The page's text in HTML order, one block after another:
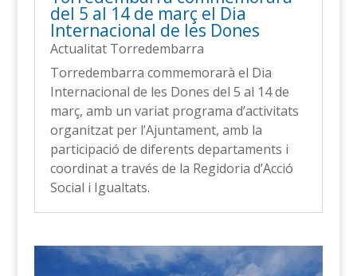
del 5 al 14 de març el Dia
Internacional de les Dones
Actualitat Torredembarra
Torredembarra commemorarà el Dia
Internacional de les Dones del 5 al 14 de
març, amb un variat programa d’activitats
organitzat per l’Ajuntament, amb la
participació de diferents departaments i
coordinat a través de la Regidoria d’Acció
Social i Igualtats.